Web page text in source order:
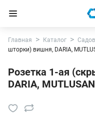
Главная Каталог
шторки) вишня, DARIA,
Розетка 1-ая
DARIA, MUTLUSAN